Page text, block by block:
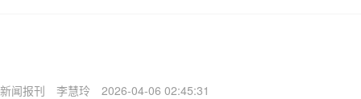
新闻报刊 李慧玲 2026-04-06 02:45:31